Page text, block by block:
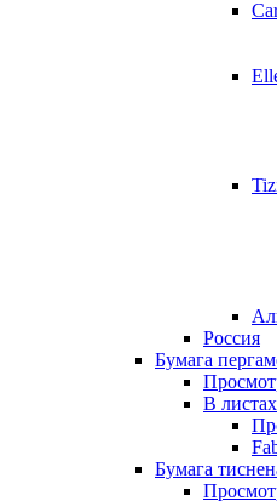
Россия
Бумага
В листах
Бумага